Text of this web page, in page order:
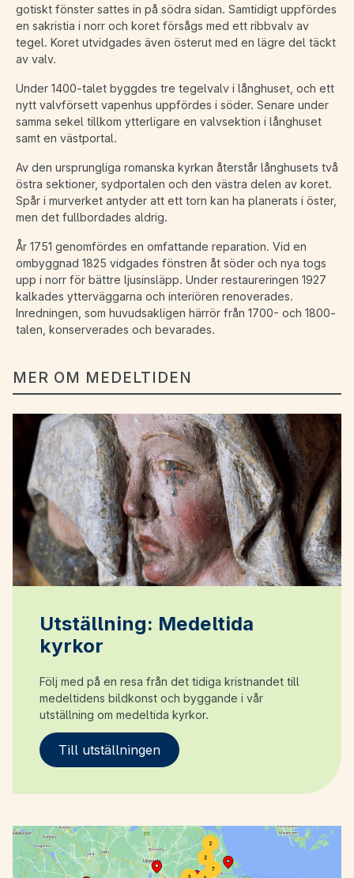
gotiskt fönster sattes in på södra sidan. Samtidigt uppfördes
en sakristia i norr och koret försågs med ett ribbvalv av
tegel. Koret utvidgades även österut med en lägre del täckt
av valv.
Under 1400-talet byggdes tre tegelvalv i långhuset, och ett
nytt valvförsett vapenhus uppfördes i söder. Senare under
samma sekel tillkom ytterligare en valvsektion i långhuset
samt en västportal.
Av den ursprungliga romanska kyrkan återstår långhusets två
östra sektioner, sydportalen och den västra delen av koret.
Spår i murverket antyder att ett torn kan ha planerats i öster,
men det fullbordades aldrig.
År 1751 genomfördes en omfattande reparation. Vid en
ombyggnad 1825 vidgades fönstren åt söder och nya togs
upp i norr för bättre ljusinsläpp. Under restaureringen 1927
kalkades ytterväggarna och interiören renoverades.
Inredningen, som huvudsakligen härrör från 1700- och 1800-
talen, konserverades och bevarades.
MER OM MEDELTIDEN
Utställning: Medeltida
kyrkor
Följ med på en resa från det tidiga kristnandet till
medeltidens bildkonst och byggande i vår
utställning om medeltida kyrkor.
Till utställningen